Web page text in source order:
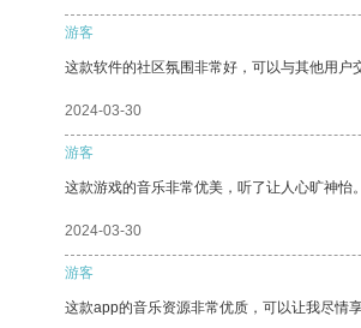
游客
这款软件的社区氛围非常好，可以与其他用户
2024-03-30
游客
这款游戏的音乐非常优美，听了让人心旷神怡。
2024-03-30
游客
这款app的音乐资源非常优质，可以让我尽情